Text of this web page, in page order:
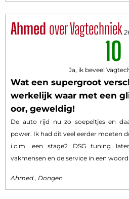
Ahmed over Vagtechniek
10
Ja, ik beveel
Wat een supergroot
werkelijk waar met een
oor, geweldig!
De auto rijd nu zo soepeltjes en
power. Ik had dit veel eerder moeten
i.c.m. een stage2 DSG tuning
vakmensen en de service in een woord
Ahmed , Dongen